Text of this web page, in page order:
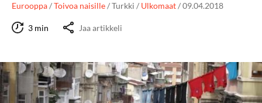
Eurooppa/Toivoa naisille/Turkki / Ulkomaat/09.04.2018
3 min Jaa artikkeli